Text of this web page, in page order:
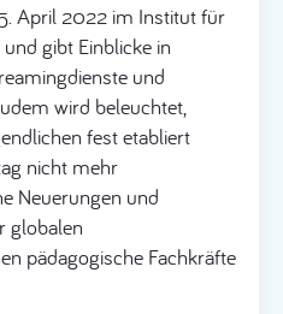
April 2022 im Institut für
gibt Einblicke in
und
wird beleuchtet,
fest etabliert
nicht mehr
Neuerungen und
globalen
pädagogische Fachkräfte